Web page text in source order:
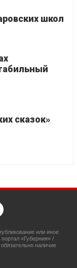
школ
сказок»
или иное
«Губерния» /
наличие